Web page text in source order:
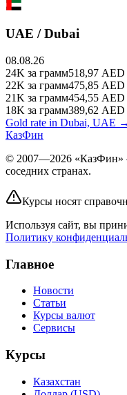
UAE / Dubai
08.08.26
24K за грамм518,97 AED
22K за грамм475,85 AED
21K за грамм454,55 AED
18K за грамм389,62 AED
Gold rate in Dubai, UAE →
КазФин
© 2007—2026 «КазФин»
соседних странах.
Курсы носят
Используя сайт, вы
Политику
Главное
Новости
Статьи
Курсы валют
Сервисы
Курсы
Казахстан